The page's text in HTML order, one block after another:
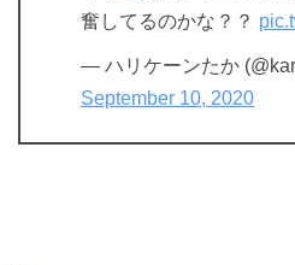
奮してるのかな？？
— ハリケーンたか
September 10, 2020